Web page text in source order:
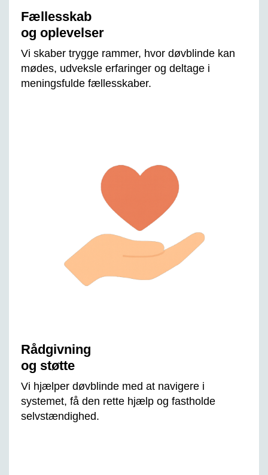
Fællesskab
og oplevelser
Vi skaber trygge rammer, hvor døvblinde kan
mødes, udveksle erfaringer og deltage i
meningsfulde fællesskaber.
Rådgivning
og støtte
Vi hjælper døvblinde med at navigere i
systemet, få den rette hjælp og fastholde
selvstændighed.